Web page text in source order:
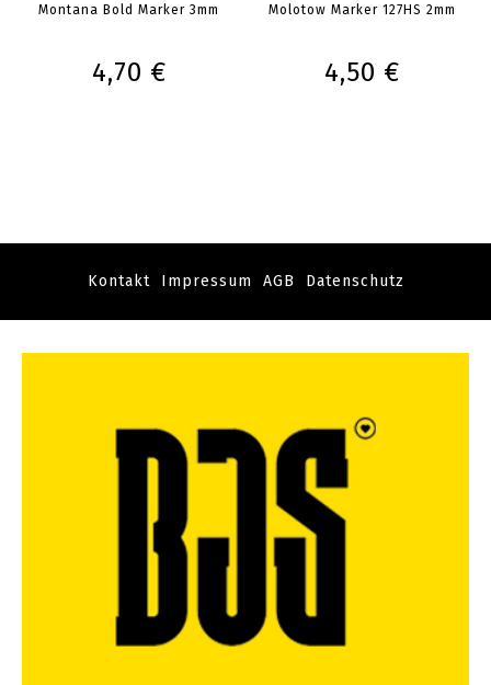
Montana Bold Marker 3mm
4,70 €
Molotow Marker 127HS 2mm
4,50 €
Kontakt Impressum AGB Datenschutz